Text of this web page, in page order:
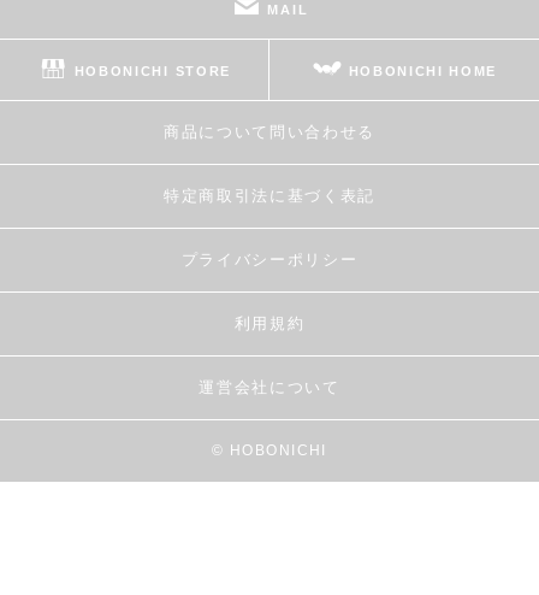
MAIL
HOBONICHI STORE HOBONICHI HOME
商品について問い合わせる
特定商取引法に基づく表記
プライバシーポリシー
利用規約
運営会社について
© HOBONICHI